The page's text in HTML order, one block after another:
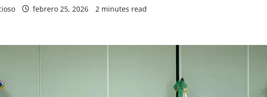
febrero 25, 2026 2 minutes read